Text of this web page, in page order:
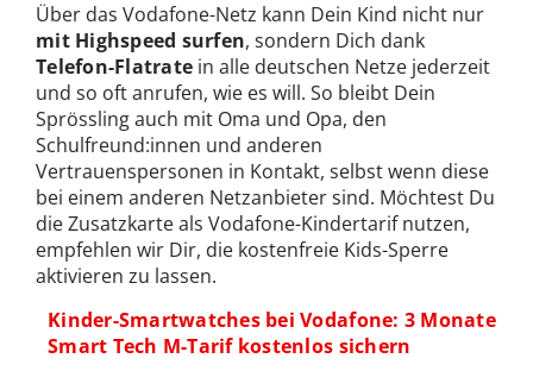
Über das Vodafone-Netz kann Dein Kind nicht nur
mit Highspeed surfen, sondern Dich dank
Telefon-Flatrate in alle deutschen Netze jederzeit
und so oft anrufen, wie es will. So bleibt Dein
Sprössling auch mit Oma und Opa, den
Schulfreund:innen und anderen
Vertrauenspersonen in Kontakt, selbst wenn diese
bei einem anderen Netzanbieter sind. Möchtest Du
die Zusatzkarte als Vodafone-Kindertarif nutzen,
empfehlen wir Dir, die kostenfreie Kids-Sperre
aktivieren zu lassen.
Kinder-Smartwatches bei Vodafone: 3 Monate
Smart Tech M-Tarif kostenlos sichern